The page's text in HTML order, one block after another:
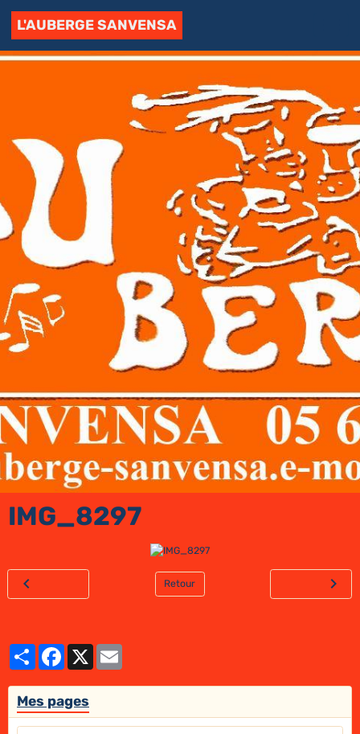
L'AUBERGE SANVENSA
IMG_8297
Retour
PartagerFacebook
X
Mes pages